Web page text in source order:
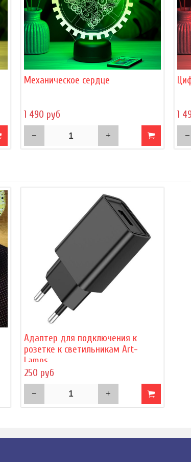
Механическое сердце
1 490 руб 1
Адаптер для подключения к
розетке к светильникам Art-
Lamps
250 руб